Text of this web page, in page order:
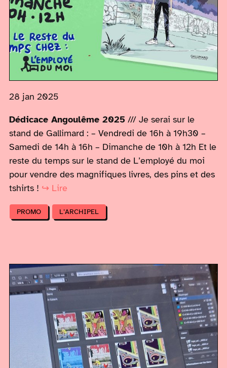
28 jan 2025
Dédicace Angoulême 2025 /// Je serai sur le
stand de Gallimard : – Vendredi de 16h à 19h30 –
Samedi de 14h à 16h – Dimanche de 10h à 12h Et le
reste du temps sur le stand de L’employé du moi
pour vendre des magnifiques livres, des pins et des
tshirts ! ↪ Lire
PROMO L’ARCHIPEL